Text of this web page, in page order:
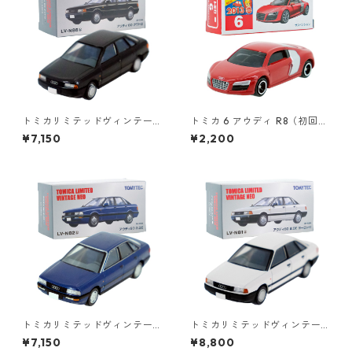
トミカリミテッドヴィンテー
ジネオ LV-N86b アウディ 80
クワトロ #36271444
¥7,150
トミカ 6 アウディ R8（初回特
別カラー）#10467441
¥2,200
トミカリミテッドヴィンテー
ジネオ LV-N82b アウディ90
2.3E #36250999
¥7,150
トミカリミテッドヴィンテー
ジネオ LV-N81a アウディ80 2.
0E ヨーロッパ #36250968
¥8,800